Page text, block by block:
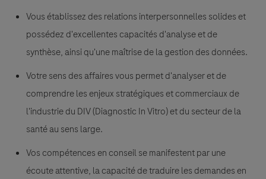
Vous établissez des relations interpersonnelles solides et
possédez d'excellentes capacités d'analyse et de
synthèse, ainsi qu'une maîtrise de la gestion des données.
Votre sens des affaires vous permet d'analyser et de
comprendre les enjeux stratégiques et commerciaux de
l'industrie du DIV (Diagnostic In Vitro) et du secteur de la
santé au sens large.
Vos compétences en conseil se manifestent par une
écoute attentive, la capacité de traduire les demandes en